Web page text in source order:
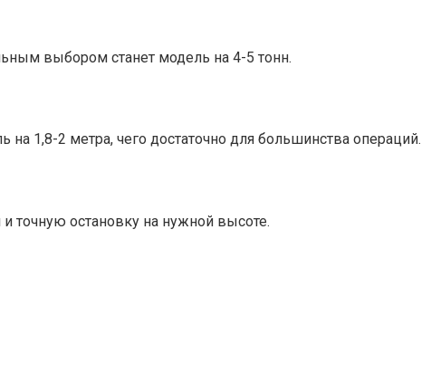
выбором станет модель на 4-5 тонн.
1,8-2 метра, чего достаточно для большинства операций.
точную остановку на нужной высоте.